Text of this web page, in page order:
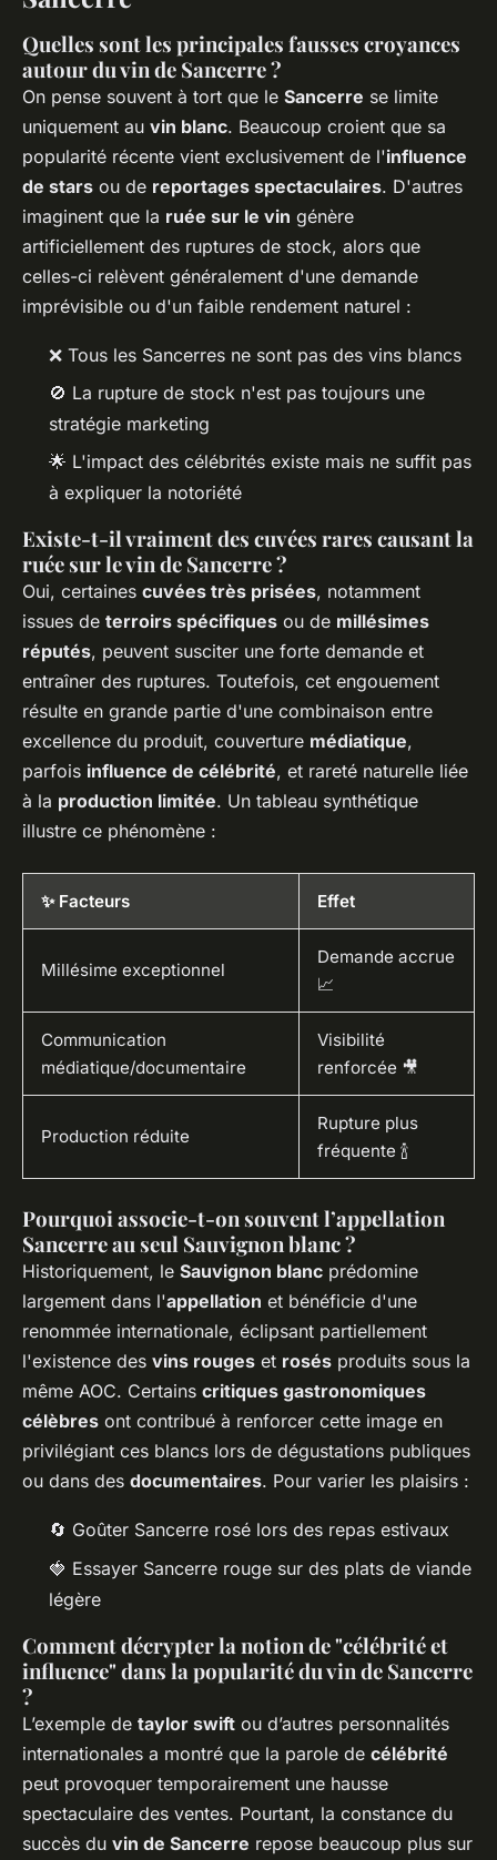
Quelles sont les principales fausses croyances
autour du vin de Sancerre ?
On pense souvent à tort que le Sancerre se limite
uniquement au vin blanc. Beaucoup croient que sa
popularité récente vient exclusivement de l'influence
de stars ou de reportages spectaculaires. D'autres
imaginent que la ruée sur le vin génère
artificiellement des ruptures de stock, alors que
celles-ci relèvent généralement d'une demande
imprévisible ou d'un faible rendement naturel :
❌ Tous les Sancerres ne sont pas des vins blancs
🚫 La rupture de stock n'est pas toujours une
stratégie marketing
🌟 L'impact des célébrités existe mais ne suffit pas
à expliquer la notoriété
Existe-t-il vraiment des cuvées rares causant la
ruée sur le vin de Sancerre ?
Oui, certaines cuvées très prisées, notamment
issues de terroirs spécifiques ou de millésimes
réputés, peuvent susciter une forte demande et
entraîner des ruptures. Toutefois, cet engouement
résulte en grande partie d'une combinaison entre
excellence du produit, couverture médiatique,
parfois influence de célébrité, et rareté naturelle liée
à la production limitée. Un tableau synthétique
illustre ce phénomène :
✨ Facteurs Effet
Millésime exceptionnel
Demande accrue
📈
Communication
médiatique/documentaire
Visibilité
renforcée 🎥
Production réduite
Rupture plus
fréquente 🍾
Pourquoi associe-t-on souvent l’appellation
Sancerre au seul Sauvignon blanc ?
Historiquement, le Sauvignon blanc prédomine
largement dans l'appellation et bénéficie d'une
renommée internationale, éclipsant partiellement
l'existence des vins rouges et rosés produits sous la
même AOC. Certains critiques gastronomiques
célèbres ont contribué à renforcer cette image en
privilégiant ces blancs lors de dégustations publiques
ou dans des documentaires. Pour varier les plaisirs :
🔄 Goûter Sancerre rosé lors des repas estivaux
🍓 Essayer Sancerre rouge sur des plats de viande
légère
Comment décrypter la notion de "célébrité et
influence" dans la popularité du vin de Sancerre
?
L’exemple de taylor swift ou d’autres personnalités
internationales a montré que la parole de célébrité
peut provoquer temporairement une hausse
spectaculaire des ventes. Pourtant, la constance du
succès du vin de Sancerre repose beaucoup plus sur